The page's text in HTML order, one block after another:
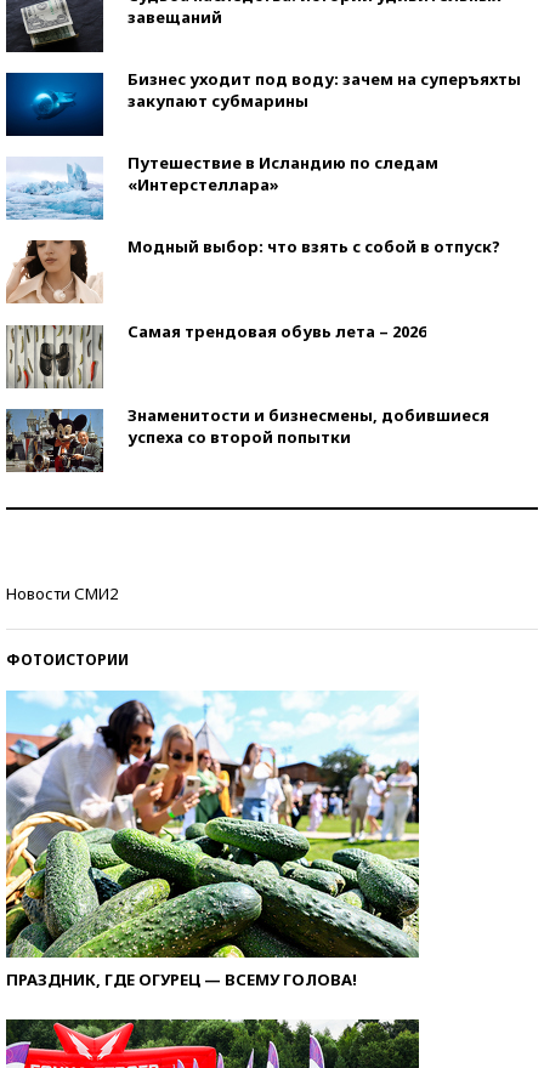
завещаний
Бизнес уходит под воду: зачем на суперъяхты
закупают субмарины
Путешествие в Исландию по следам
«Интерстеллара»
Модный выбор: что взять с собой в отпуск?
Самая трендовая обувь лета – 2026
Знаменитости и бизнесмены, добившиеся
успеха со второй попытки
Новости СМИ2
ФОТОИСТОРИИ
ПРАЗДНИК, ГДЕ ОГУРЕЦ — ВСЕМУ ГОЛОВА!